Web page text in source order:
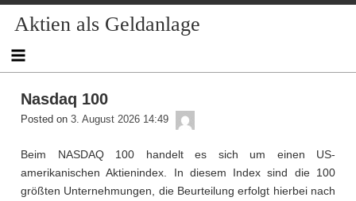
to
content
Aktien als Geldanlage
Nasdaq 100
Posted on 3. August 2026 14:49
Beim NASDAQ 100 handelt es sich um einen US-
amerikanischen Aktienindex. In diesem Index sind die 100
größten Unternehmungen, die Beurteilung erfolgt hierbei nach